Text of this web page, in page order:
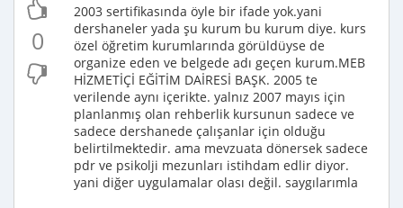
0
2003 sertifikasında öyle bir ifade yok.yani
dershaneler yada şu kurum bu kurum diye. kurs
özel öğretim kurumlarında görüldüyse de
organize eden ve belgede adı geçen kurum.MEB
HİZMETİÇİ EĞİTİM DAİRESİ BAŞK. 2005 te
verilende aynı içerikte. yalnız 2007 mayıs için
planlanmış olan rehberlik kursunun sadece ve
sadece dershanede çalışanlar için olduğu
belirtilmektedir. ama mevzuata dönersek sadece
pdr ve psikolji mezunları istihdam edlir diyor.
yani diğer uygulamalar olası değil. saygılarımla